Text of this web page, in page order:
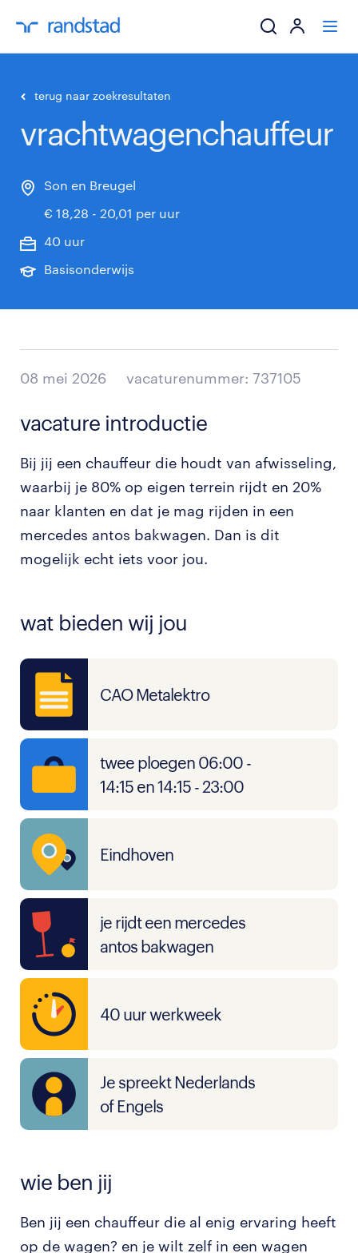
werkgevers
terug naar zoekresultaten
vrachtwagenchauffeur
Son en Breugel
€ 18,28 - 20,01 per uur
40 uur
Basisonderwijs
08 mei 2026 vacaturenummer: 737105
vacature introductie
Bij jij een chauffeur die houdt van afwisseling,
waarbij je 80% op eigen terrein rijdt en 20%
naar klanten en dat je mag rijden in een
mercedes antos bakwagen. Dan is dit
mogelijk echt iets voor jou.
wat bieden wij jou
CAO Metalektro
twee ploegen 06:00 -
14:15 en 14:15 - 23:00
Eindhoven
je rijdt een mercedes
antos bakwagen
40 uur werkweek
Je spreekt Nederlands
of Engels
wie ben jij
Ben jij een chauffeur die al enig ervaring heeft
op de wagen? en je wilt zelf in een wagen